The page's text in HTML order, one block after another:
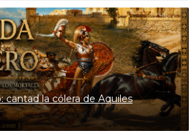
cantad la cólera de Aquiles